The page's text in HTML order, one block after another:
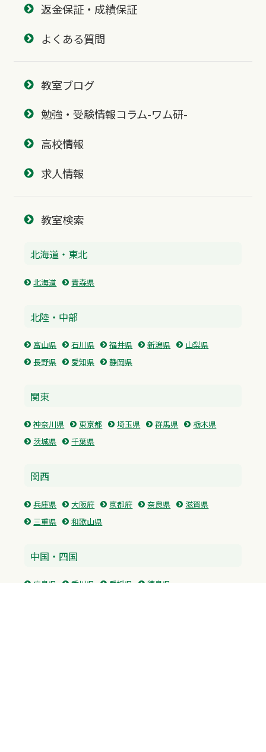
返金保証・成績保証
よくある質問
教室ブログ
勉強・受験情報コラム-ワム研-
高校情報
求人情報
教室検索
北海道・東北
北海道 青森県
北陸・中部
富山県 石川県 福井県 新潟県
山梨県
長野県
愛知県 静岡県
関東
神奈川県 東京都 埼玉県 群馬県
栃木県
茨城県
千葉県
関西
兵庫県 大阪府 京都府 奈良県
滋賀県
三重県
和歌山県
中国・四国
広島県 香川県 愛媛県 徳島県